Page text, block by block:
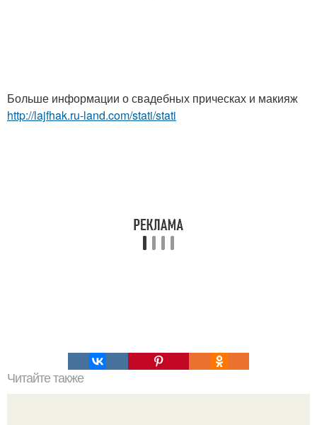
Больше информации о свадебных прическах и макияж
http://lajfhak.ru-land.com/stati/stati
Читайте также